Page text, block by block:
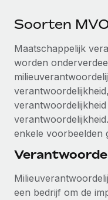
Soorten
Maatschappelijk
worden
enkele voorbeelden
een bedrijf om de